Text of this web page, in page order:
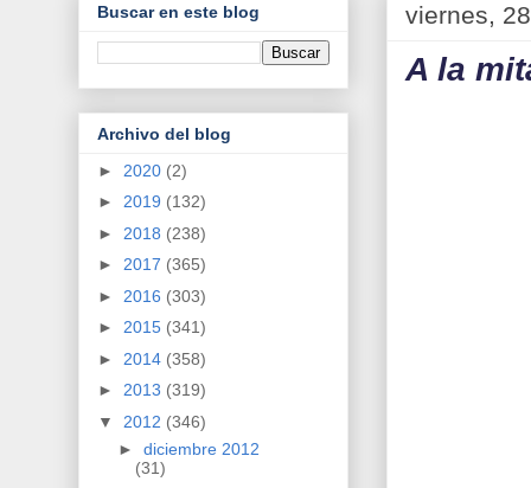
viernes,
A la
Buscar en este blog
Archivo del blog
► 2020 (2)
► 2019 (132)
► 2018 (238)
► 2017 (365)
► 2016 (303)
► 2015 (341)
► 2014 (358)
► 2013 (319)
▼ 2012 (346)
► diciembre 2012
(31)